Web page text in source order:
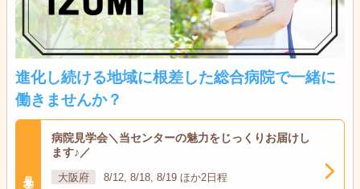
進化し続ける地域に根差した総合病院で一緒に
働きませんか？
病院見学会＼当センターの魅力をじっくりお届けし
ます♪／
大阪府 8/12, 8/18, 8/19 ほか2日程